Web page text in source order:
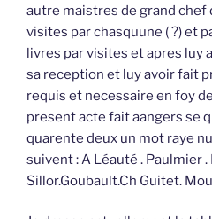
autre maistres de grand chef
visites par chasquune ( ?) et
livres par visites et apres luy
sa reception et luy avoir fait
requis et necessaire en foy
present acte fait aangers se
quarente deux un mot raye
suivent : A Léauté . Paulmier .
Sillor.Goubault.Ch Guitet.